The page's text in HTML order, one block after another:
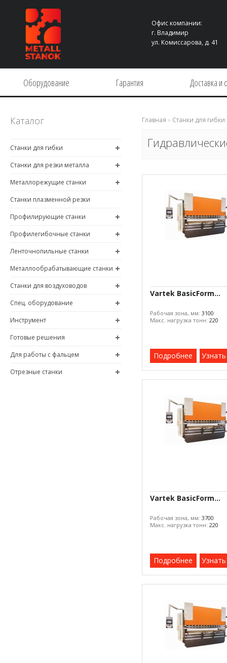
Офис компании:
г. Владимир
ул. Комиссарова, д. 41
Оборудование Гарантия Доставка и
Каталог
Станки для гибки
Станки для резки металла
Металлорежущие станки
Станки плазменной резки
Профилирующие станки
Профилегибочные станки
Ленточнопильные станки
Металлообрабатывающие станки
Станки для воздуховодов
Спец. оборудование
Инструмент
Готовые решения
Для работы с фальцем
Отрезные станки
Главная » Станки для гибки
Vartek BasicForm...
Рабочая зона, мм: 3100
Макс. нагрузка тонн: 220
Подробнее
Vartek BasicForm...
Рабочая зона, мм: 3700
Макс. нагрузка тонн: 220
Подробнее